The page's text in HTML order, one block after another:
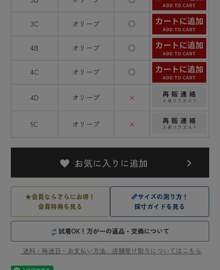
3C オリーブ ○
4B オリーブ ○
4C オリーブ ○
4D オリーブ ×
5C オリーブ ×
★会員ならさらにお得！
会員特典を見る
📏サイズの測り方！
採寸ガイドを見る
試着OK！万が一の返品・交換について
送料・発送日・お支払い方法、店舗受け取りについてはこちら